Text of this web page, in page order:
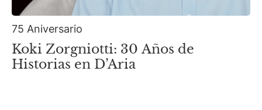
75 Aniversario
Koki Zorgniotti: 30 Años de
Historias en D’Aria